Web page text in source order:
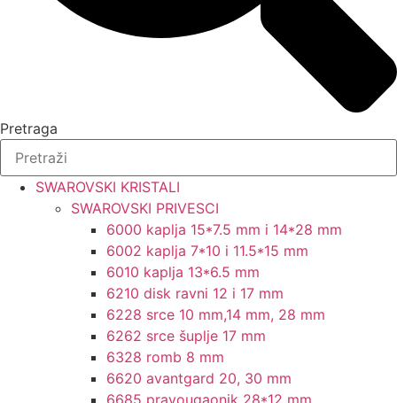
Pretraga
SWAROVSKI KRISTALI
SWAROVSKI PRIVESCI
6000 kaplja 15*7.5 mm i 14*28 mm
6002 kaplja 7*10 i 11.5*15 mm
6010 kaplja 13*6.5 mm
6210 disk ravni 12 i 17 mm
6228 srce 10 mm,14 mm, 28 mm
6262 srce šuplje 17 mm
6328 romb 8 mm
6620 avantgard 20, 30 mm
6685 pravougaonik 28*12 mm